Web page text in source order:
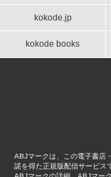
kokode.jp
kokode books
ABJマークは、この電子書店
諾を得た正規版配信サービス